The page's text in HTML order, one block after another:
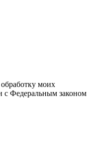
моих
с Федеральным законом